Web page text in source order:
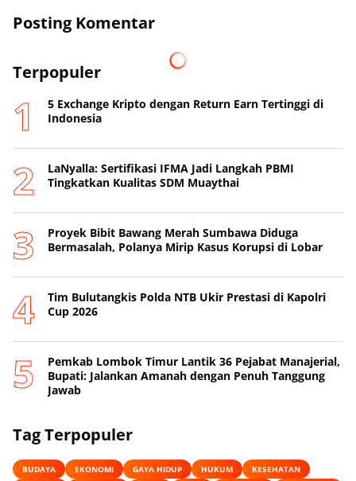
Posting Komentar
Terpopuler
5 Exchange Kripto dengan Return Earn Tertinggi di
Indonesia
LaNyalla: Sertifikasi IFMA Jadi Langkah PBMI
Tingkatkan Kualitas SDM Muaythai
Proyek Bibit Bawang Merah Sumbawa Diduga
Bermasalah, Polanya Mirip Kasus Korupsi di Lobar
Tim Bulutangkis Polda NTB Ukir Prestasi di Kapolri
Cup 2026
Pemkab Lombok Timur Lantik 36 Pejabat Manajerial,
Bupati: Jalankan Amanah dengan Penuh Tanggung
Jawab
Tag Terpopuler
BUDAYA EKONOMI GAYA HIDUP HUKUM
KESEHATAN